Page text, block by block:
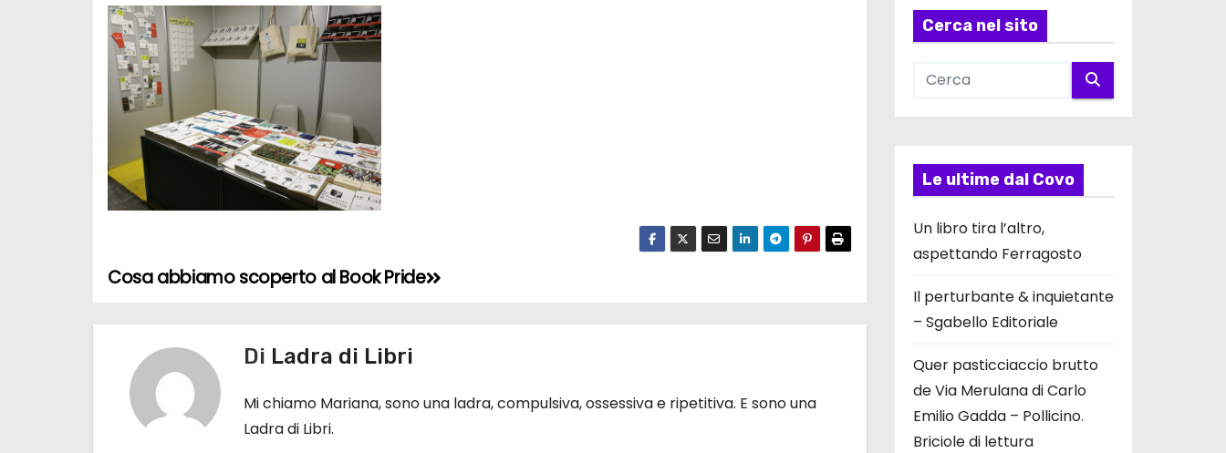
N
a
Cosa abbiamo scoperto al Book Pride
Di Ladra di Libri
Mi chiamo Mariana, sono una ladra, compulsiva, ossessiva e ripetitiva. E sono una
Ladra di Libri.
Cerca nel sito
Le ultime dal Covo
Un libro tira l’altro,
aspettando Ferragosto
Il perturbante & inquietante
– Sgabello Editoriale
Quer pasticciaccio brutto
de Via Merulana di Carlo
Emilio Gadda – Pollicino.
Briciole di lettura